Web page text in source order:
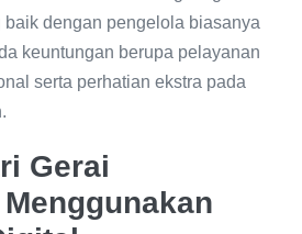
baik dengan pengelola biasanya
keuntungan berupa pelayanan
serta perhatian ekstra pada
Gerai